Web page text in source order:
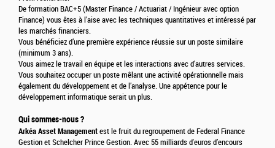
De formation BAC+5 (Master Finance / Actuariat / Ingénieur avec option
Finance) vous êtes à l’aise avec les techniques quantitatives et intéressé par
les marchés financiers.
Vous bénéficiez d’une première expérience réussie sur un poste similaire
(minimum 3 ans).
Vous aimez le travail en équipe et les interactions avec d’autres services.
Vous souhaitez occuper un poste mêlant une activité opérationnelle mais
également du développement et de l’analyse. Une appétence pour le
développement informatique serait un plus.
Qui sommes-nous ?
Arkéa Asset Management est le fruit du regroupement de Federal Finance
Gestion et Schelcher Prince Gestion. Avec 55 milliards d'euros d’encours